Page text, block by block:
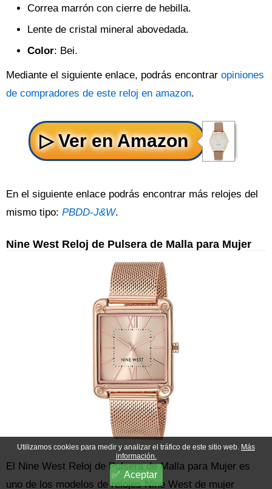
Correa marrón con cierre de hebilla.
Lente de cristal mineral abovedada.
Color: Bei.
Mediante el siguiente enlace, podrás encontrar opiniones
de compradores de este reloj en amazon.
En el siguiente enlace podrás encontrar más relojes del
mismo tipo: PBDD-J&W.
Nine West Reloj de Pulsera de Malla para Mujer
El Nine West Reloj de Pulsera de Malla para Mujer es
uno de los modelos de relojes Nine West de mujer
Utilizamos cookies para medir y analizar el tráfico de este sitio web. Más
información.
Aceptar